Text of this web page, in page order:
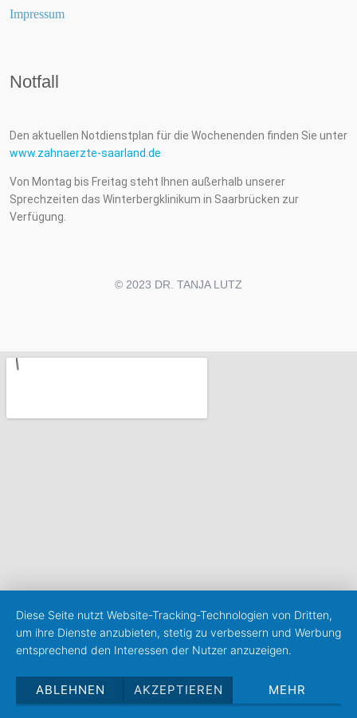
Impressum
Notfall
Den aktuellen Notdienstplan für die Wochenenden finden Sie unter
www.zahnaerzte-saarland.de
Von Montag bis Freitag steht Ihnen außerhalb unserer
Sprechzeiten das Winterbergklinikum in Saarbrücken zur
Verfügung.
© 2023 DR. TANJA LUTZ
Diese Seite nutzt Website-Tracking-Technologien von Dritten,
um ihre Dienste anzubieten, stetig zu verbessern und Werbung
entsprechend den Interessen der Nutzer anzuzeigen.
ABLEHNEN AKZEPTIEREN MEHR